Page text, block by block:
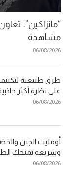
“مانزاكين”..
مشاهدة
06/08/2026
طرق طبيعية
على نظرة أكثر
06/08/2026
أومليت الجبن
وسريعة تمنحك
06/08/2026